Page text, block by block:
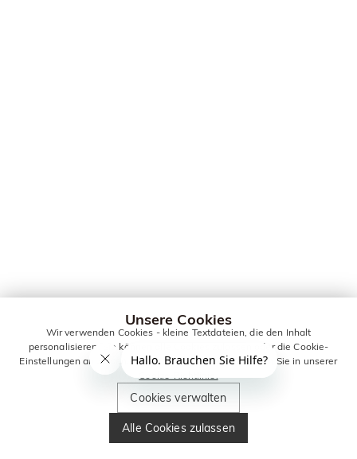
Unsere Cookies
Wir verwenden Cookies - kleine Textdateien, die den Inhalt
personalisieren. Sie können alle Cookies zulassen oder die Cookie-
Einstellungen anpassen. Weitere Informationen erhalten Sie in unserer
Cookie-Richtlinie.
Cookies verwalten
Alle Cookies zulassen